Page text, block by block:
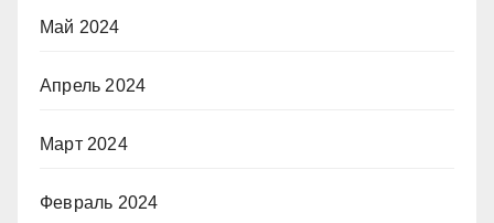
Май 2024
Апрель 2024
Март 2024
Февраль 2024